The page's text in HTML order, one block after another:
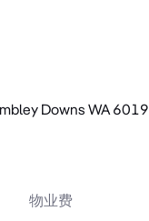
Downs WA 6019
物业费